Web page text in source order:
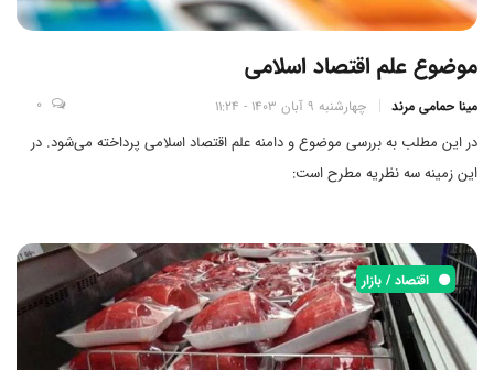
موضوع علم اقتصاد اسلامی
مینا حمامی مرند چهارشنبه 9 آبان 1403 - 11:24 0
در این مطلب به بررسی موضوع و دامنه علم اقتصاد اسلامی پرداخته می‌شود. در
این زمینه سه نظریه مطرح است:
اقتصاد / بازار